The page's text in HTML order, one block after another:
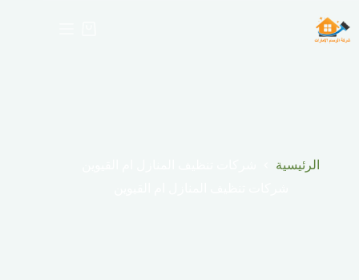
إلى
المحتوى
الرئيسية